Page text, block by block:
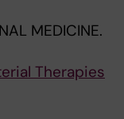
MEDICINE.
Therapies